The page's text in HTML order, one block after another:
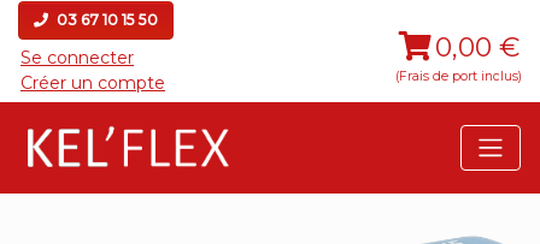
03 67 10 15 50
Se connecter
Créer un compte
0,00 €
(Frais de port inclus)